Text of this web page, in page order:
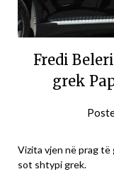
Fredi
grek
Vizita vjen në prag të
sot shtypi grek.